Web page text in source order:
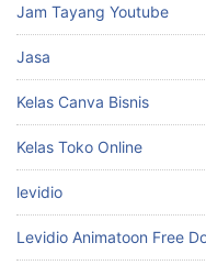
Jam Tayang Youtube
Jasa
Kelas Canva Bisnis
Kelas Toko Online
levidio
Levidio Animatoon Free